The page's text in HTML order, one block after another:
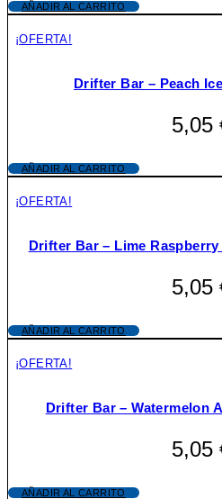
AÑADIR AL CARRITO
¡OFERTA!
Drifter Bar – Peach
5,05
AÑADIR AL CARRITO
¡OFERTA!
Drifter Bar – Lime
5,05
AÑADIR AL CARRITO
¡OFERTA!
Drifter Bar – Watermelon
5,05
AÑADIR AL CARRITO